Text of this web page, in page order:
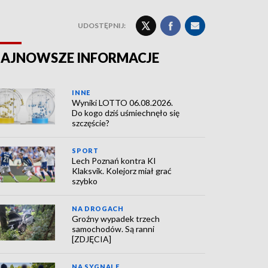
UDOSTĘPNIJ:
INFORMACJE
INNE
Wyniki LOTTO 06.08.2026.
Do kogo dziś uśmiechnęło się
szczęście?
SPORT
Lech Poznań kontra KI
Klaksvik. Kolejorz miał grać
szybko
NA DROGACH
Groźny wypadek trzech
samochodów. Są ranni
[ZDJĘCIA]